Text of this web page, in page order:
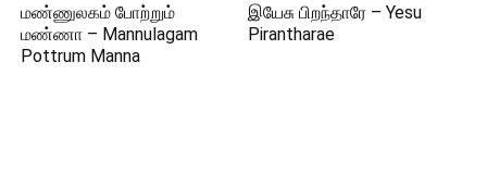
மண்ணுலகம் போற்றும்
மண்ணா – Mannulagam
Pottrum Manna
இயேசு பிறந்தாரே – Yesu
Pirantharae